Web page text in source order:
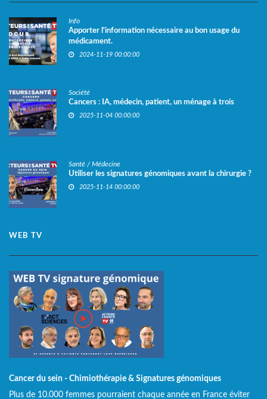
Info
Apporter l'information nécessaire au bon usage du
médicament.
2024-11-19 00:00:00
Société
Cancers : IA, médecin, patient, un ménage à trois
2025-11-04 00:00:00
Santé / Médecine
Utiliser les signatures génomiques avant la chirurgie ?
2025-11-14 00:00:00
WEB TV
Cancer du sein - Chimiothérapie & Signatures génomiques
Plus de 10.000 femmes pourraient chaque année en France éviter